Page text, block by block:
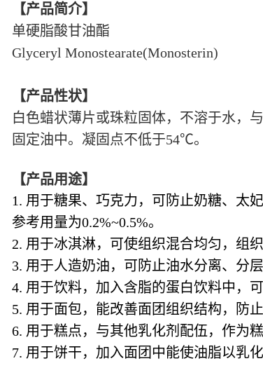
【产品简介】
单硬脂酸甘油酯
Glyceryl Monostearate(Monosterin)
【产品性状】
白色蜡状薄片或珠粒固体，不溶于水，
固定油中。凝固点不低于54℃。
【产品用途】
1. 用于糖果、巧克力，可防止奶糖、太
参考用量为0.2%~0.5%。
2. 用于冰淇淋，可使组织混合均匀，组
3. 用于人造奶油，可防止油水分离、分
4. 用于饮料，加入含脂的蛋白饮料中，
5. 用于面包，能改善面团组织结构，防
6. 用于糕点，与其他乳化剂配伍，作为
7. 用于饼干，加入面团中能使油脂以乳